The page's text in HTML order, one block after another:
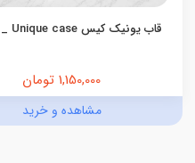
قاب یونیک کیس Unique case _ سری 17
1,150,000 تومان
مشاهده و خرید